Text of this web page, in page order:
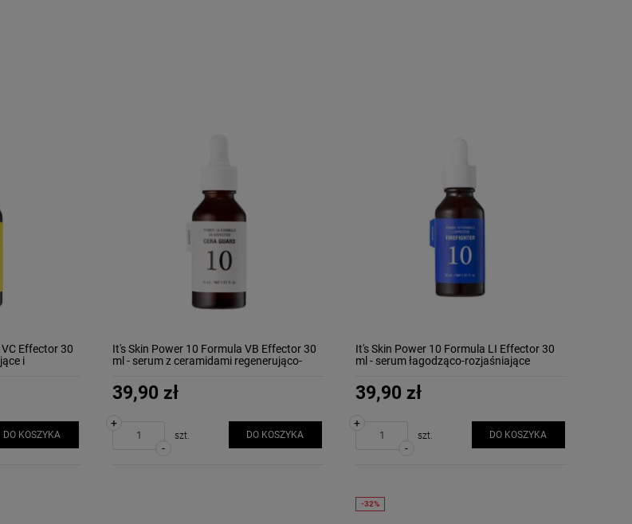
Effector 30
i
DO KOSZYKA
It's Skin Power 10 Formula VB Effector 30
ml - serum z ceramidami regenerująco-
39,90 zł
-
+
szt. DO KOSZYKA
It's Skin Power 10 Formula LI Effector 30
ml - serum łagodząco-rozjaśniające
39,90 zł
-
+
szt. DO KOSZYKA